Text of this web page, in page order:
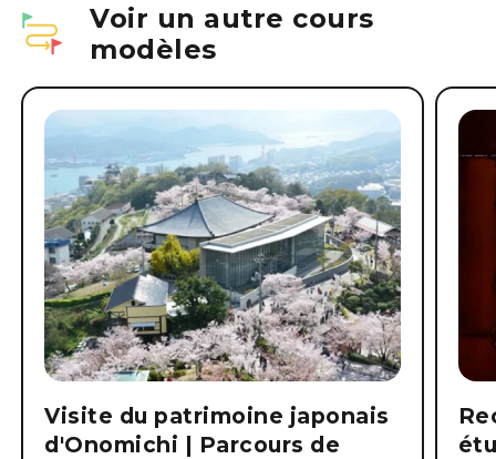
Voir un autre cours
modèles
Visite du patrimoine japonais
d'Onomichi | Parcours de